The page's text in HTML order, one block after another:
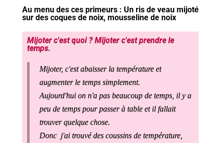
Au menu des ces primeurs : Un ris de veau mijoté
sur des coques de noix, mousseline de noix
Mijoter c'est quoi ? Mijoter c'est prendre le
temps.
Mijoter, c'est abaisser la température et
augmenter le temps simplement.
Aujourd'hui on n'a pas beaucoup de temps, il y a
peu de temps pour passer à table et il fallait
trouver quelque chose.
Donc j'ai trouvé des coussins de température,